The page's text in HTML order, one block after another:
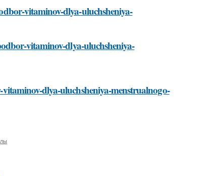
vitaminov-dlya-uluchsheniya-
vitaminov-dlya-uluchsheniya-
dlya-uluchsheniya-menstrualnogo-